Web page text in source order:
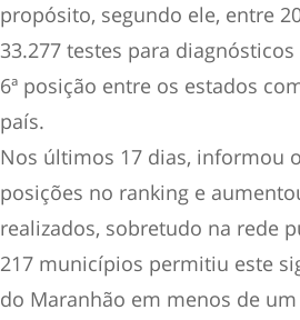
propósito, segundo ele, entre
33.277 testes para
6ª posição entre os estados
país.
Nos últimos 17 dias, informou
posições no ranking e
realizados, sobretudo na rede
217 municípios permitiu este
do Maranhão em menos de